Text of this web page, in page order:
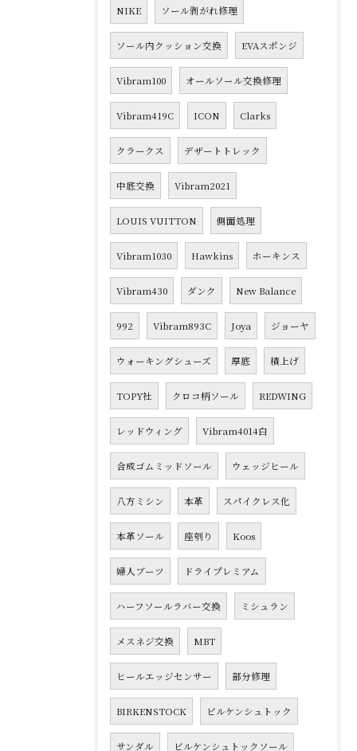
NIKE ソール剥がれ修理
ソール内クッション交換 EVAスポンジ
Vibram100 オールソール交換修理
Vibram419C ICON Clarks
クラークス デザートトレック
中底交換 Vibram2021
LOUIS VUITTON 側面処理
Vibram1030 Hawkins ホーキンス
Vibram430 ダンク New Balance
992 Vibram893C Joya ジョーヤ
ウォーキングシューズ 厚底 積上げ
TOPY社 クロコ柄ソール REDWING
レッドウィング Vibram4014白
合成ゴムミッドソール ウェッジヒール
八方ミシン 本革 スパイクレス化
本革ソール 座刳り Koos
婦人ブーツ ドライプレミアム
ハーフソールラバー交換 ミシュラン
メスネジ交換 MBT
ヒールエッジセンサー 部分修理
BIRKENSTOCK ビルケンシュトック
サンダル ビルケンシュトックソール